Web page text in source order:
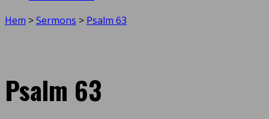
Hem >Sermons > Psalm 63
Psalm 63